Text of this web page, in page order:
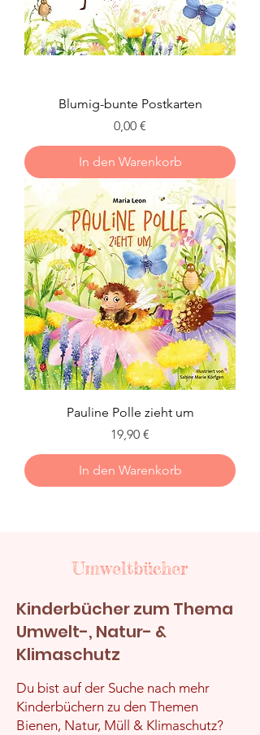
Blumig-bunte Postkarten
Preis
0,00 €
In den Warenkorb
Pauline Polle zieht um
Preis
19,90 €
In den Warenkorb
Umweltbücher
Kinderbücher zum Thema
Umwelt-, Natur- &
Klimaschutz
Du bist auf der Suche nach mehr
Kinderbüchern zu den Themen
Bienen, Natur, Müll & Klimaschutz?